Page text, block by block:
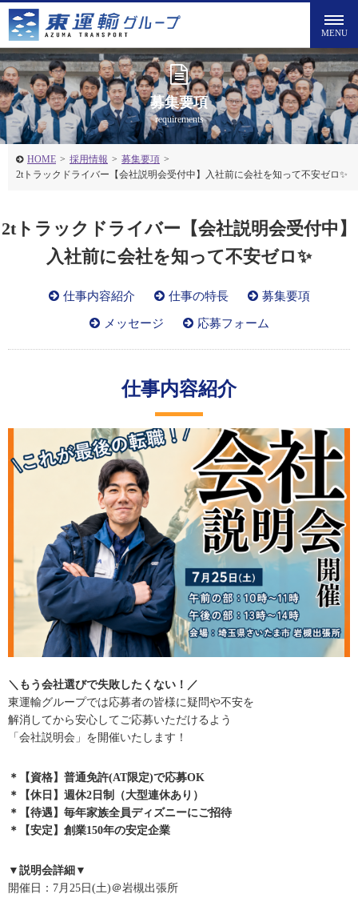
募集要項
requirements
HOME > 採用情報 > 募集要項 >
2tトラックドライバー【会社説明会受付中】入社前に会社を知って不安ゼロ✨
2tトラックドライバー【会社説明会受付中】
入社前に会社を知って不安ゼロ✨
仕事内容紹介 仕事の特長 募集要項
メッセージ 応募フォーム
仕事内容紹介
＼もう会社選びで失敗したくない！／
東運輸グループでは応募者の皆様に疑問や不安を
解消してから安心してご応募いただけるよう
「会社説明会」を開催いたします！
＊【資格】普通免許(AT限定)で応募OK
＊【休日】週休2日制（大型連休あり）
＊【待遇】毎年家族全員ディズニーにご招待
＊【安定】創業150年の安定企業
▼説明会詳細▼
開催日：7月25日(土)＠岩槻出張所